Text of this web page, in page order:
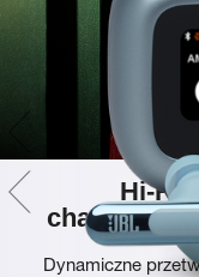
Hi-
Dynamiczne